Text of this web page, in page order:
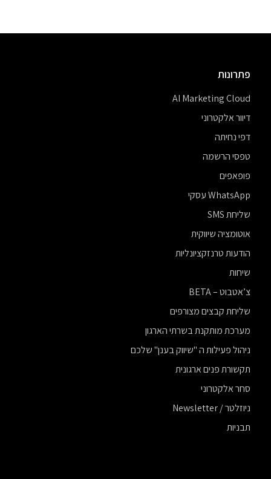
פתרונות
AI Marketing Cloud
דיוור אלקטרוני
דפי נחיתה
טפסי הרשמה
פופאפים
WhatsApp עסקי
שליחת SMS
אוטומציה שיווקית
הודעות טרנזקציונליות
שיחות
צ’אטבוט – BETA
שליחת קבצים מצורפים
מערכת מותקנת בשרתי הארגון
ניהול פעילות ה "שיווק בענן" שלכם
תקשורת פנים ארגונית
סחר אלקטרוני
ניוזלטר / Newsletter
תבניות